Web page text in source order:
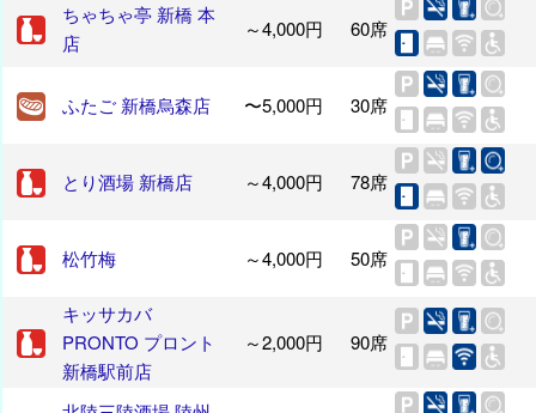
ちゃちゃ亭 新橋 本
店
～4,000円 60席
ふたご 新橋烏森店 〜5,000円 30席
とり酒場 新橋店 ～4,000円 78席
松竹梅 ～4,000円 50席
キッサカバ
PRONTO プロント
新橋駅前店
～2,000円 90席